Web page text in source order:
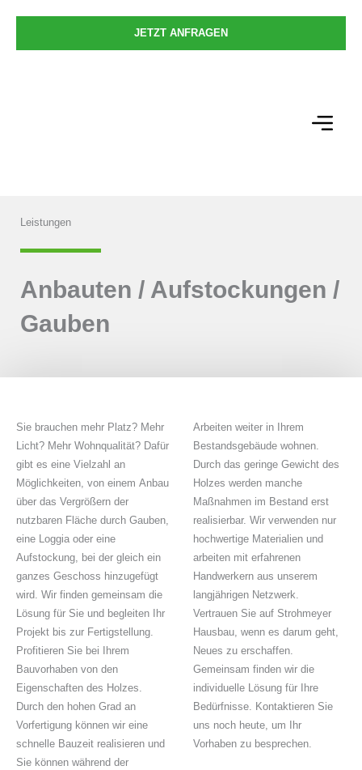
JETZT ANFRAGEN
Leistungen
Anbauten / Aufstockungen /
Gauben
Sie brauchen mehr Platz? Mehr
Licht? Mehr Wohnqualität? Dafür
gibt es eine Vielzahl an
Möglichkeiten, von einem Anbau
über das Vergrößern der
nutzbaren Fläche durch Gauben,
eine Loggia oder eine
Aufstockung, bei der gleich ein
ganzes Geschoss hinzugefügt
wird. Wir finden gemeinsam die
Lösung für Sie und begleiten Ihr
Projekt bis zur Fertigstellung.
Profitieren Sie bei Ihrem
Bauvorhaben von den
Eigenschaften des Holzes.
Durch den hohen Grad an
Vorfertigung können wir eine
schnelle Bauzeit realisieren und
Sie können während der
Arbeiten weiter in Ihrem
Bestandsgebäude wohnen.
Durch das geringe Gewicht des
Holzes werden manche
Maßnahmen im Bestand erst
realisierbar. Wir verwenden nur
hochwertige Materialien und
arbeiten mit erfahrenen
Handwerkern aus unserem
langjährigen Netzwerk.
Vertrauen Sie auf Strohmeyer
Hausbau, wenn es darum geht,
Neues zu erschaffen.
Gemeinsam finden wir die
individuelle Lösung für Ihre
Bedürfnisse. Kontaktieren Sie
uns noch heute, um Ihr
Vorhaben zu besprechen.